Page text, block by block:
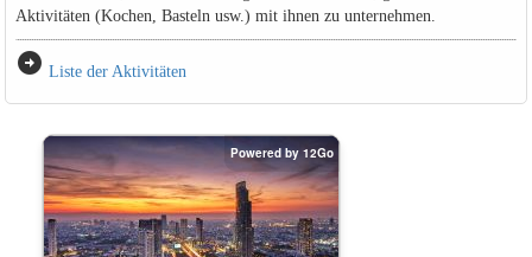
Aktivitäten (Kochen, Basteln usw.) mit ihnen zu unternehmen.
arrow_circle_right Liste der Aktivitäten